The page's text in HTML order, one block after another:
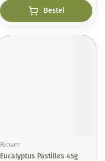
Bestel
Biover
Eucalyptus Pastilles 45g